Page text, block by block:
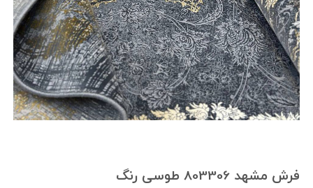
فرش مشهد 803306 طوسی رنگ